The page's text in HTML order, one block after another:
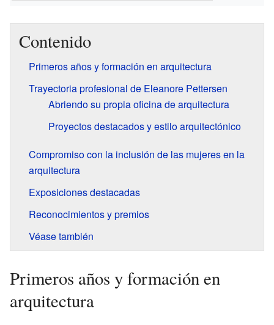
Contenido
Primeros años y formación en arquitectura
Trayectoria profesional de Eleanore Pettersen
Abriendo su propia oficina de arquitectura
Proyectos destacados y estilo arquitectónico
Compromiso con la inclusión de las mujeres en la
arquitectura
Exposiciones destacadas
Reconocimientos y premios
Véase también
Primeros años y formación en
arquitectura